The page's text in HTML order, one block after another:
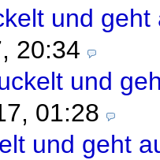
und geht
20:34
und
01:28
und geht